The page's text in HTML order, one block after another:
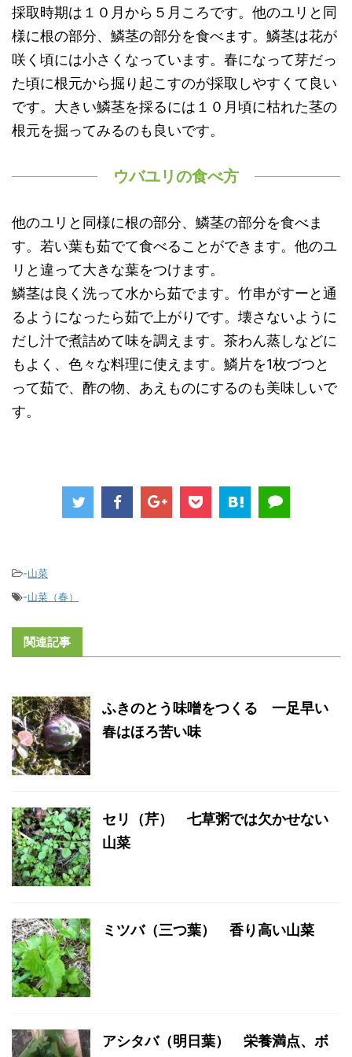
採取時期は１０月から５月ころです。他のユリと同
様に根の部分、鱗茎の部分を食べます。鱗茎は花が
咲く頃には小さくなっています。春になって芽だっ
た頃に根元から掘り起こすのが採取しやすくて良い
です。大きい鱗茎を採るには１０月頃に枯れた茎の
根元を掘ってみるのも良いです。
ウバユリの食べ方
他のユリと同様に根の部分、鱗茎の部分を食べま
す。若い葉も茹でて食べることができます。他のユ
リと違って大きな葉をつけます。
鱗茎は良く洗って水から茹でます。竹串がすーと通
るようになったら茹で上がりです。壊さないように
だし汁で煮詰めて味を調えます。茶わん蒸しなどに
もよく、色々な料理に使えます。鱗片を1枚づつと
って茹で、酢の物、あえものにするのも美味しいで
す。
-山菜
-山菜（春）
関連記事
ふきのとう味噌をつくる 一足早い
春はほろ苦い味
セリ（芹） 七草粥では欠かせない
山菜
ミツバ（三つ葉） 香り高い山菜
アシタバ（明日葉） 栄養満点、ボ